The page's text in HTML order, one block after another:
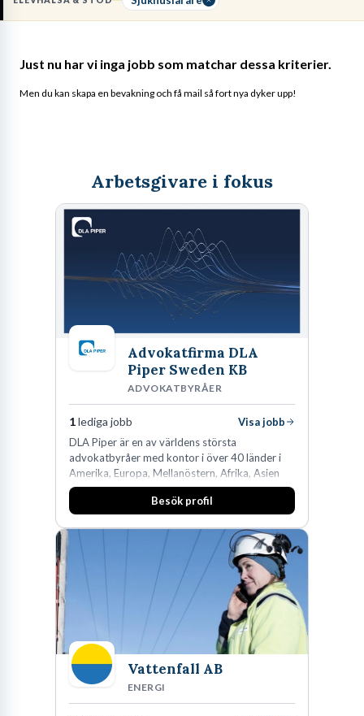
utifrån rådande hälsotillstånd.
Löneguide Arbetsuppgifter Utbildningsguide
Just nu har vi inga jobb som matchar dessa kriterier.
Men du kan skapa en bevakning och få mail så fort nya dyker upp!
Arbetsgivare i fokus
Advokatfirma DLA
Piper Sweden KB
ADVOKATBYRÅER
1lediga jobb
Visa jobb
DLA Piper är en av världens största
advokatbyråer med kontor i över 40 länder i
Amerika, Europa, Mellanöstern, Afrika, Asien
och Oceanien. Vi är specialister inom
affärsjuridikens alla områden och vi har några
fler än 450 jurister på fem kontor i Stockholm,
Köpenhamn, Århus, Oslo och Helsingfors kan vi
på DLA Piper erbjuda våra klienter en unik,
effektiv och gränsöverskridande nordisk
expertis. På vårt kontor i centrala Stockholm är
vi idag drygt 240 medarbetare.
Besök profil
Vattenfall AB
ENERGI